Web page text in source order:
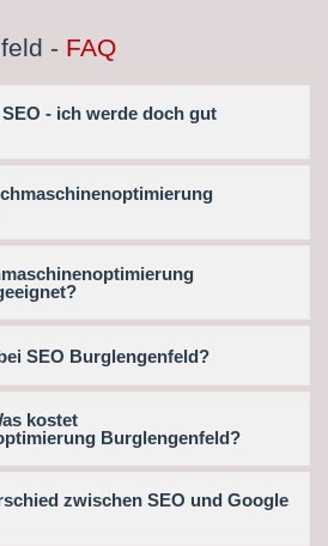
- FAQ
- ich werde doch gut
SEO Burglengenfeld?
kostet
Burglengenfeld?
zwischen SEO und Google